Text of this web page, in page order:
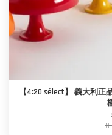
【4:20 sélect】 義大利正